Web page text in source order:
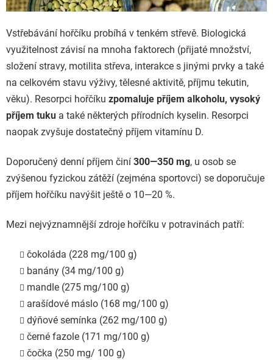
Vstřebávání hořčíku probíhá v tenkém střevě. Biologická
využitelnost závisí na mnoha faktorech (přijaté množství,
složení stravy, motilita střeva, interakce s jinými prvky a také
na celkovém stavu výživy, tělesné aktivitě, příjmu tekutin,
věku). Resorpci hořčíku zpomaluje příjem alkoholu, vysoký
příjem tuku a také některých přírodních kyselin. Resorpci
naopak zvyšuje dostatečný příjem vitamínu D.
Doporučený denní příjem činí 300—350 mg, u osob se
zvýšenou fyzickou zátěží (zejména sportovci) se doporučuje
příjem hořčíku navýšit ještě o 10—20 %.
Mezi nejvýznamnější zdroje hořčíku v potravinách patří:
čokoláda (228 mg/100 g)
banány (34 mg/100 g)
mandle (275 mg/100 g)
arašídové máslo (168 mg/100 g)
dýňové semínka (262 mg/100 g)
černé fazole (171 mg/100 g)
čočka (250 mg/ 100 g)